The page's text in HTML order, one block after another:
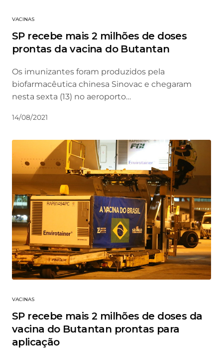
VACINAS
SP recebe mais 2 milhões de doses
prontas da vacina do Butantan
Os imunizantes foram produzidos pela
biofarmacêutica chinesa Sinovac e chegaram
nesta sexta (13) no aeroporto…
14/08/2021
VACINAS
SP recebe mais 2 milhões de doses da
vacina do Butantan prontas para
aplicação